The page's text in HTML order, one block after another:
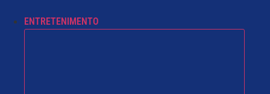
ENTRETENIMENTO